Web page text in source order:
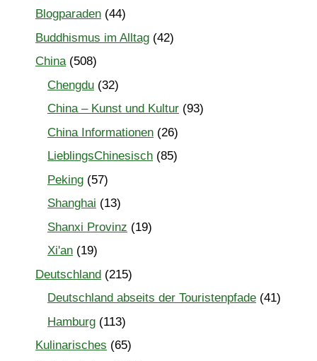
Blogparaden (44)
Buddhismus im Alltag (42)
China(508)
Chengdu (32)
China – Kunst und Kultur (93)
China Informationen (26)
LieblingsChinesisch (85)
Peking (57)
Shanghai (13)
Shanxi Provinz (19)
Xi'an (19)
Deutschland (215)
Deutschland abseits der Touristenpfade (41)
Hamburg (113)
Kulinarisches (65)